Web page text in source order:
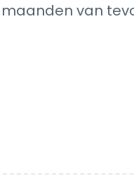
van